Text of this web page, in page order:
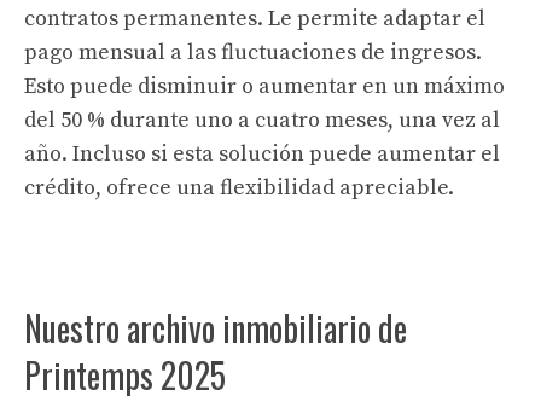
contratos permanentes. Le permite adaptar el
pago mensual a las fluctuaciones de ingresos.
Esto puede disminuir o aumentar en un máximo
del 50 % durante uno a cuatro meses, una vez al
año. Incluso si esta solución puede aumentar el
crédito, ofrece una flexibilidad apreciable.
Nuestro archivo inmobiliario de
Printemps 2025